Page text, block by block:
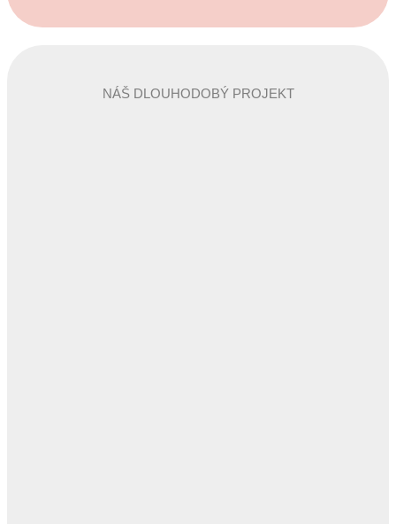
NÁŠ DLOUHODOBÝ PROJEKT